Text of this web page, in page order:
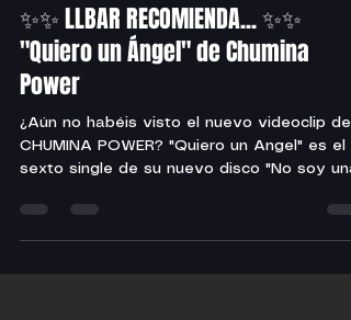
✨✨ LLBAR RECOMIENDA... ✨✨
"Quiero un Ángel" de Chumina
Power
¿Aún no habéis visto el nuevo videoclip de
CHUMINA POWER? "Quiero un Angel" es el
sexto single de su nuevo disco "No soy una